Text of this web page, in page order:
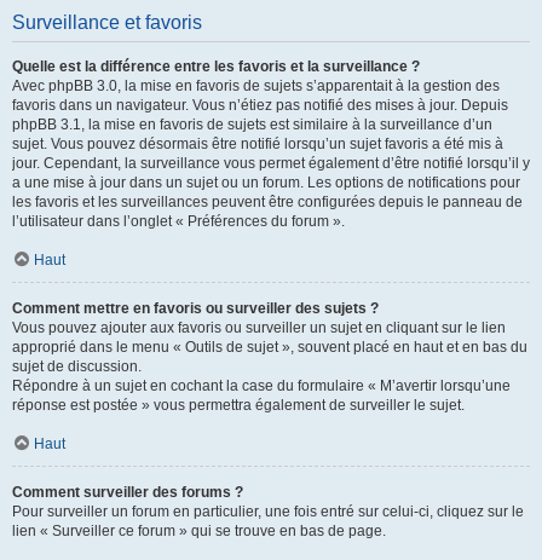
Surveillance et favoris
Quelle est la différence entre les favoris et la surveillance ?
Avec phpBB 3.0, la mise en favoris de sujets s’apparentait à la gestion des
favoris dans un navigateur. Vous n’étiez pas notifié des mises à jour. Depuis
phpBB 3.1, la mise en favoris de sujets est similaire à la surveillance d’un
sujet. Vous pouvez désormais être notifié lorsqu’un sujet favoris a été mis à
jour. Cependant, la surveillance vous permet également d’être notifié lorsqu’il y
a une mise à jour dans un sujet ou un forum. Les options de notifications pour
les favoris et les surveillances peuvent être configurées depuis le panneau de
l’utilisateur dans l’onglet « Préférences du forum ».
Haut
Comment mettre en favoris ou surveiller des sujets ?
Vous pouvez ajouter aux favoris ou surveiller un sujet en cliquant sur le lien
approprié dans le menu « Outils de sujet », souvent placé en haut et en bas du
sujet de discussion.
Répondre à un sujet en cochant la case du formulaire « M’avertir lorsqu’une
réponse est postée » vous permettra également de surveiller le sujet.
Haut
Comment surveiller des forums ?
Pour surveiller un forum en particulier, une fois entré sur celui-ci, cliquez sur le
lien « Surveiller ce forum » qui se trouve en bas de page.